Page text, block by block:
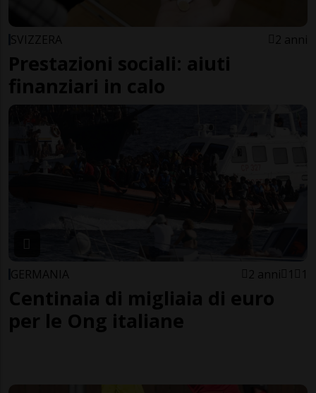
SVIZZERA 2 anni
Prestazioni sociali: aiuti
finanziari in calo
GERMANIA 2 anni 1 1
Centinaia di migliaia di euro
per le Ong italiane